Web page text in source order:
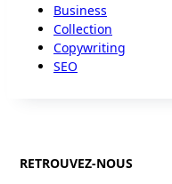
Business
Collection
Copywriting
SEO
RETROUVEZ-NOUS